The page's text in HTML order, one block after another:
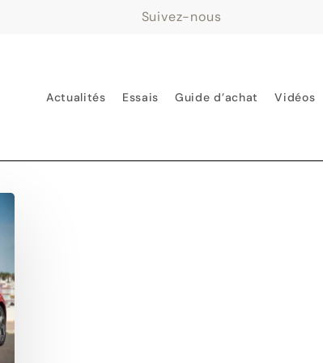
Suivez-nous
Actualités Essais Guide d’achat Vidéos